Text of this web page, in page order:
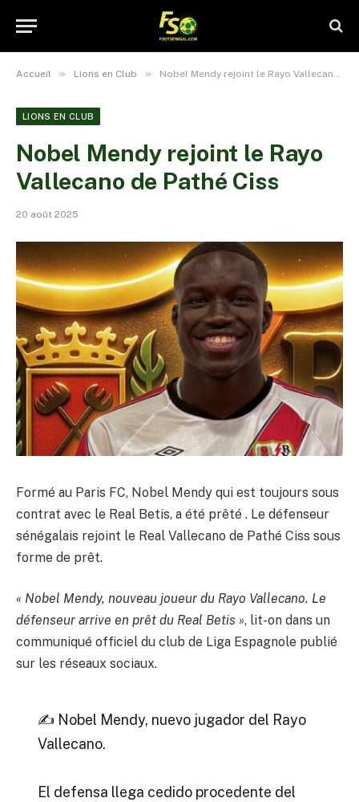
Accueil » Lions en Club » Nobel Mendy rejoint le Rayo Vallecano de Pathé Ciss
LIONS EN CLUB
Nobel Mendy rejoint le Rayo
Vallecano de Pathé Ciss
20 août 2025
Formé au Paris FC, Nobel Mendy qui est toujours sous
contrat avec le Real Betis, a été prêté . Le défenseur
sénégalais rejoint le Real Vallecano de Pathé Ciss sous
forme de prêt.
« Nobel Mendy, nouveau joueur du Rayo Vallecano. Le
défenseur arrive en prêt du Real Betis », lit-on dans un
communiqué officiel du club de Liga Espagnole publié
sur les réseaux sociaux.
✍️ Nobel Mendy, nuevo jugador del Rayo
Vallecano.
El defensa llega cedido procedente del